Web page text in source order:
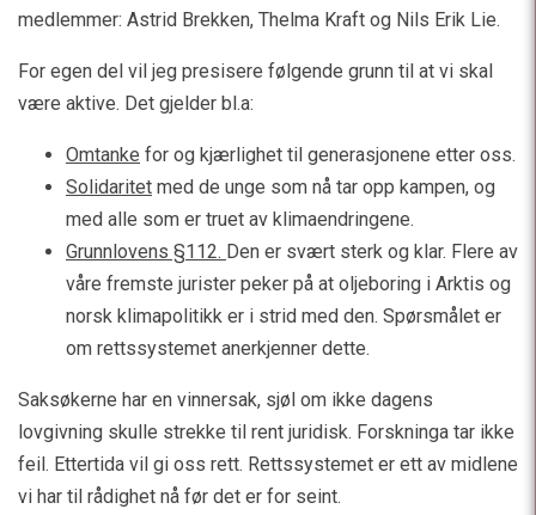
medlemmer: Astrid Brekken, Thelma Kraft og Nils Erik Lie.
For egen del vil jeg presisere følgende grunn til at vi skal
være aktive. Det gjelder bl.a:
Omtanke for og kjærlighet til generasjonene etter oss.
Solidaritet med de unge som nå tar opp kampen, og
med alle som er truet av klimaendringene.
Grunnlovens §112. Den er svært sterk og klar. Flere av
våre fremste jurister peker på at oljeboring i Arktis og
norsk klimapolitikk er i strid med den. Spørsmålet er
om rettssystemet anerkjenner dette.
Saksøkerne har en vinnersak, sjøl om ikke dagens
lovgivning skulle strekke til rent juridisk. Forskninga tar ikke
feil. Ettertida vil gi oss rett. Rettssystemet er ett av midlene
vi har til rådighet nå før det er for seint.